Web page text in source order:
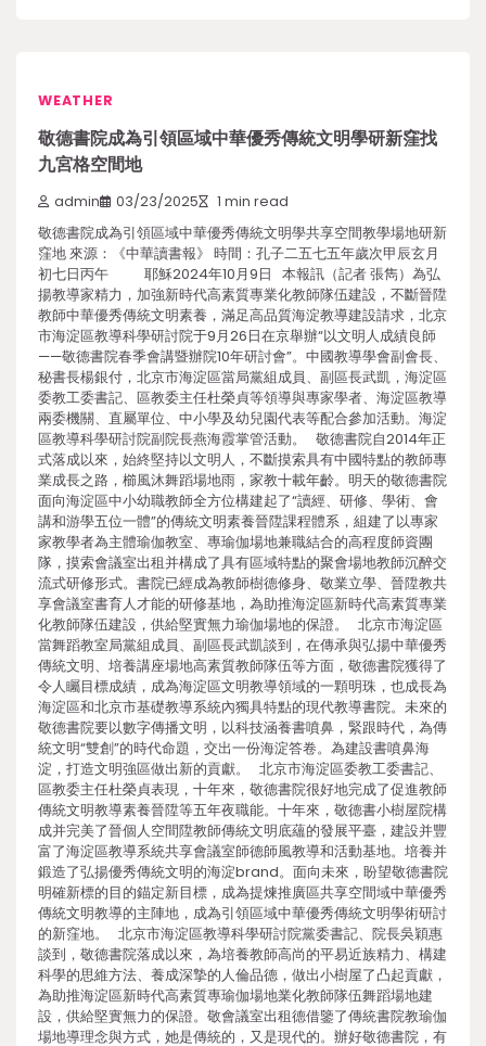
WEATHER
敬德書院成為引領區域中華優秀傳統文明學研新窪找
九宮格空間地
admin 03/23/2025 1 min read
敬德書院成為引領區域中華優秀傳統文明學共享空間教學場地研新
窪地 來源：《中華讀書報》 時間：孔子二五七五年歲次甲辰玄月
初七日丙午 耶穌2024年10月9日 本報訊（記者 張雋）為弘
揚教導家精力，加強新時代高素質專業化教師隊伍建設，不斷晉陞
教師中華優秀傳統文明素養，滿足高品質海淀教導建設請求，北京
市海淀區教導科學研討院于9月26日在京舉辦“以文明人成績良師
——敬德書院春季會講暨辦院10年研討會”。中國教導學會副會長、
秘書長楊銀付，北京市海淀區當局黨組成員、副區長武凱，海淀區
委教工委書記、區教委主任杜榮貞等領導與專家學者、海淀區教導
兩委機關、直屬單位、中小學及幼兒園代表等配合參加活動。海淀
區教導科學研討院副院長燕海霞掌管活動。 敬德書院自2014年正
式落成以來，始終堅持以文明人，不斷摸索具有中國特點的教師專
業成長之路，櫛風沐舞蹈場地雨，家教十載年齡。明天的敬德書院
面向海淀區中小幼職教師全方位構建起了“讀經、研修、學術、會
講和游學五位一體”的傳統文明素養晉陞課程體系，組建了以專家
家教學者為主體瑜伽教室、專瑜伽場地兼職結合的高程度師資團
隊，摸索會議室出租并構成了具有區域特點的聚會場地教師沉醉交
流式研修形式。書院已經成為教師樹德修身、敬業立學、晉陞教共
享會議室書育人才能的研修基地，為助推海淀區新時代高素質專業
化教師隊伍建設，供給堅實無力瑜伽場地的保證。 北京市海淀區
當舞蹈教室局黨組成員、副區長武凱談到，在傳承與弘揚中華優秀
傳統文明、培養講座場地高素質教師隊伍等方面，敬德書院獲得了
令人矚目標成績，成為海淀區文明教導領域的一顆明珠，也成長為
海淀區和北京市基礎教導系統內獨具特點的現代教導書院。未來的
敬德書院要以數字傳播文明，以科技涵養書噴鼻，緊跟時代，為傳
統文明“雙創”的時代命題，交出一份海淀答卷。為建設書噴鼻海
淀，打造文明強區做出新的貢獻。 北京市海淀區委教工委書記、
區教委主任杜榮貞表現，十年來，敬德書院很好地完成了促進教師
傳統文明教導素養晉陞等五年夜職能。十年來，敬德書小樹屋院構
成并完美了晉個人空間陞教師傳統文明底蘊的發展平臺，建設并豐
富了海淀區教導系統共享會議室師德師風教導和活動基地。培養并
鍛造了弘揚優秀傳統文明的海淀brand。面向未來，盼望敬德書院
明確新標的目的錨定新目標，成為提煉推廣區共享空間域中華優秀
傳統文明教導的主陣地，成為引領區域中華優秀傳統文明學術研討
的新窪地。 北京市海淀區教導科學研討院黨委書記、院長吳穎惠
談到，敬德書院落成以來，為培養教師高尚的平易近族精力、構建
科學的思維方法、養成深摯的人倫品德，做出小樹屋了凸起貢獻，
為助推海淀區新時代高素質專瑜伽場地業化教師隊伍舞蹈場地建
設，供給堅實無力的保證。敬會議室出租德借鑒了傳統書院教瑜伽
場地導理念與方式，她是傳統的，又是現代的。辦好敬德書院，有